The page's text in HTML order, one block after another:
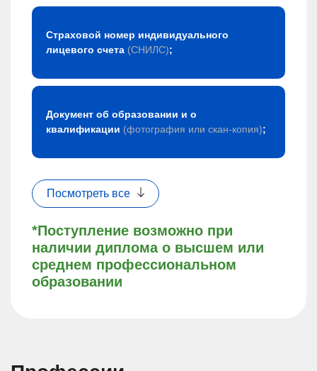
*Поступление возможно при
наличии диплома о высшем или
среднем профессиональном
образовании
Страховой номер индивидуального
лицевого счета (СНИЛС);
Документ об образовании и о
квалификации (фотография или скан-копия);
Посмотреть все